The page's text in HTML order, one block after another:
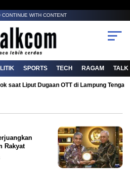
CONTINUE WITH CONTENT
SPORTS TECH RAGAM TALK
saat Liput Dugaan OTT di Lampung
Rakyat